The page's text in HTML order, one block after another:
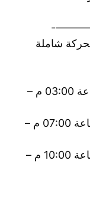
شاملة
الرحلة النيلية الاولى “غداء” : من الساعة 03:00 م –
الرحلة النيلية الثانية “عشاء” : من الساعة 07:00 م –
الرحلة النيلية الثالثة “عشاء” : من الساعة 10:00 م –